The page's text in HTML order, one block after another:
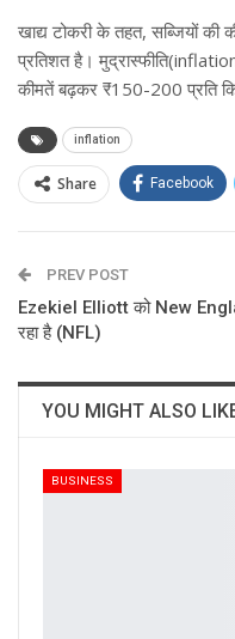
खाद्य टोकरी के तहत, सब्जियों
प्रतिशत है।
कीमतें बढ़कर ₹150-200 प्रति
inflation
Share Facebook
PREV POST
Ezekiel Elliott को New
रहा है (NFL)
YOU MIGHT ALSO
BUSINESS